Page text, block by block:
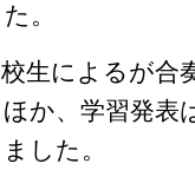
。
生によるが合
か、学習発表
した。